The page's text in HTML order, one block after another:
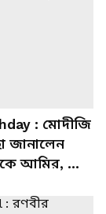
: মোদীজি
জানালেন
আমির, কী